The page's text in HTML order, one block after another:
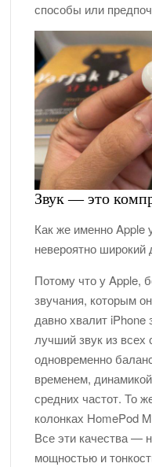
способы или
Звук — это
Как же именно Apple
невероятно широкий
Потому что у Apple,
звучания, которым
давно хвалит iPhone
лучший звук из
одновременно
временем,
средних частот. То
колонках HomePod
Все эти качества —
мощностью и